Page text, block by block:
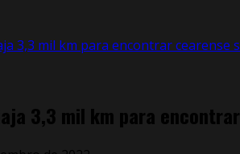
3,3 mil km para encontrar cearense
3,3 mil km para